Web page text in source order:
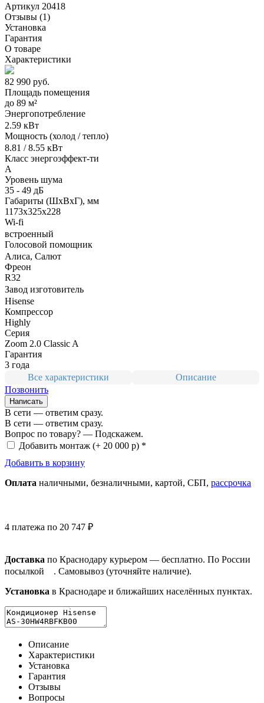
Артикул 20418
Отзывы (1)
Установка
Гарантия
О товаре
Характеристики
82 990 руб.
Площадь помещения
до 89 м²
Энергопотребление
2.59 кВт
Мощность (холод / тепло)
8.81 / 8.55 кВт
Класс энергоэффект-ти
A
Уровень шума
35 - 49 дБ
Габариты (ШxВxГ), мм
1173x325x228
Wi-fi
встроенный
Голосовой помощник
Алиса, Салют
Фреон
R32
Завод изготовитель
Hisense
Компрессор
Highly
Серия
Zoom 2.0 Classic A
Гарантия
3 года
Все характеристики
Описание
Позвонить
Написать
В сети — ответим сразу.
В сети — ответим сразу.
Вопрос по товару? — Подскажем.
Добавить монтаж (+ 20 000 р) *
Добавить в корзину
Оплата наличными, безналичными, картой, СБП, рассрочка
4 платежа по 20 747 ₽
Доставка по Краснодару курьером — бесплатно. По России
посылкой
. Самовывоз (уточняйте наличие).
Установка в Краснодаре и ближайших населённых пунктах.
Описание
Характеристики
Установка
Гарантия
Отзывы
Вопросы